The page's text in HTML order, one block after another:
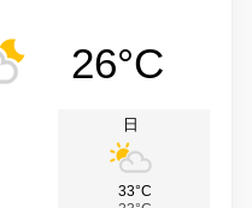
26°C
日
33°C